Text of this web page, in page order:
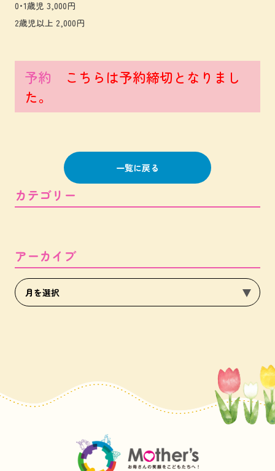
0･1歳児 3,000円
2歳児以上 2,000円
予約
こちらは予約締切となりまし
た。
一覧に戻る
カテゴリー
アーカイブ